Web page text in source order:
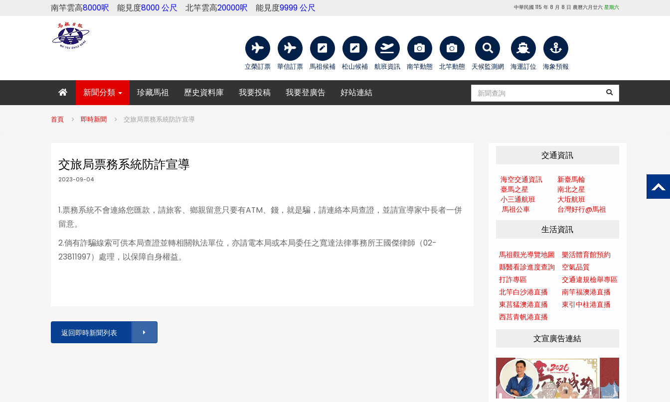
南竿雲高8000呎 能見度8000 公尺 北竿雲高20000呎 能見度9999 公尺 中華民國 115 年 8 月 8 日 農曆六月廿六 星期六
立榮訂票 華信訂票 馬祖候補 松山候補 航班資訊 南竿動態 北竿動態 天候監測網 海運訂位 海象預報
新聞分類 珍藏馬祖 歷史資料庫 我要投稿 我要登廣告 好站連結
首頁 即時新聞 交旅局票務系統防詐宣導
交旅局票務系統防詐宣導
2023-09-04
1.票務系統不會連絡您匯款，請旅客、鄉親留意只要有ATM、錢，就是騙，請連絡本局查證，並請宣導家中長者一併
留意。
2.倘有詐騙線索可供本局查證並轉相關執法單位，亦請電本局或本局委任之寬達法律事務所王國傑律師（02-
23811997）處理，以保障自身權益。
返回即時新聞列表
交通資訊
海空交通資訊
新臺馬輪
臺馬之星
南北之星
小三通航班
大坵航班
馬祖公車
台灣好行@馬祖
生活資訊
馬祖觀光導覽地圖
樂活體育館預約
縣醫看診進度查詢
空氣品質
打詐專區
交通違規檢舉專區
北竿白沙港直播
南竿福澳港直播
東莒猛澳港直播
東引中柱港直播
西莒青帆港直播
文宣廣告連結